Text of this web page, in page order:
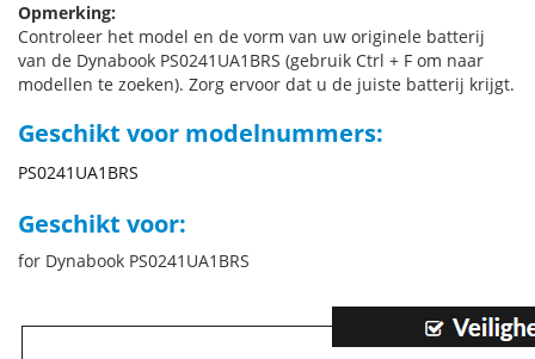
Opmerking:
Controleer het model en de vorm van uw originele batterij
van de Dynabook PS0241UA1BRS (gebruik Ctrl + F om naar
modellen te zoeken). Zorg ervoor dat u de juiste batterij krijgt.
Geschikt voor modelnummers:
PS0241UA1BRS
Geschikt voor:
for Dynabook PS0241UA1BRS